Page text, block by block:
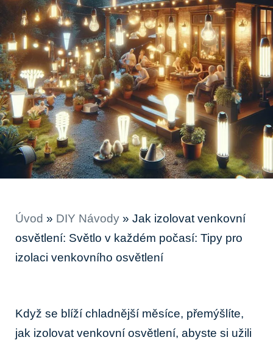
Úvod » DIY Návody » Jak izolovat venkovní
osvětlení: Světlo v každém počasí: Tipy pro
izolaci venkovního osvětlení
Když se blíží chladnější měsíce, přemýšlíte,
‌jak izolovat venkovní ⁢osvětlení, abyste si užili